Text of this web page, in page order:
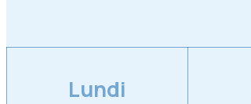
Lundi